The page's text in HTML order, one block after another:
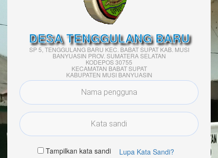
DESA TENGGULANG BARU
SP 5, TENGGULANG BARU KEC. BABAT SUPAT KAB. MUSI
BANYUASIN PROV. SUMATERA SELATAN
KODEPOS 30755
KECAMATAN BABAT SUPAT
KABUPATEN MUSI BANYUASIN
Tampilkan kata sandi Lupa Kata Sandi?